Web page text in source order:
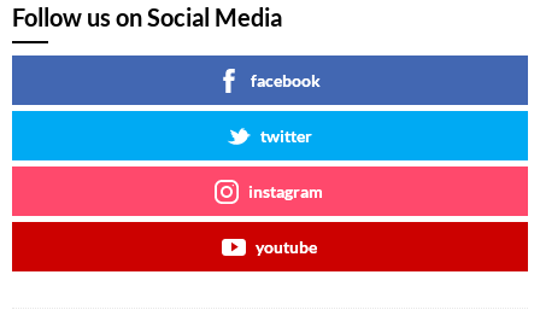
Follow us on Social Media
facebook
twitter
instagram
youtube